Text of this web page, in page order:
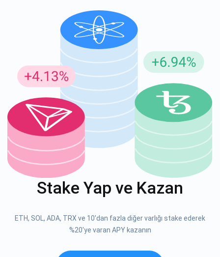
Stake Yap ve Kazan
ETH, SOL, ADA, TRX ve 10'dan fazla diğer varlığı stake ederek
%20'ye varan APY kazanın
Atomic
1000.000
ABONE OL
support@atomicwallet.io
YouTube'umuza göz atın
Güncellemeler için Abone Ol
En son proje güncellemelerini ve kripto kılavuzlarını ilk alan
siz olun